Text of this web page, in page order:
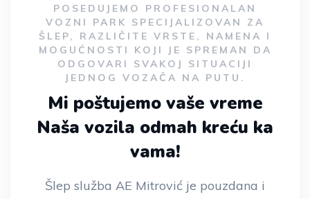
POSEDUJEMO PROFESIONALAN
VOZNI PARK SPECIJALIZOVAN ZA
ŠLEP, RAZLIČITE VRSTE, NAMENA I
MOGUĆNOSTI KOJI JE SPREMAN DA
ODGOVARI SVAKOJ SITUACIJI
JEDNOG VOZAČA NA PUTU.
Mi poštujemo vaše vreme
Naša vozila odmah kreću ka
vama!
Šlep služba AE Mitrović je pouzdana i